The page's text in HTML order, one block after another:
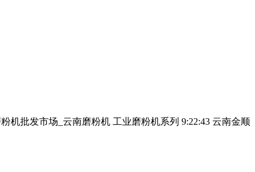
机批发市场_云南磨粉机 工业磨粉机系列 9:22:43 云南金顺